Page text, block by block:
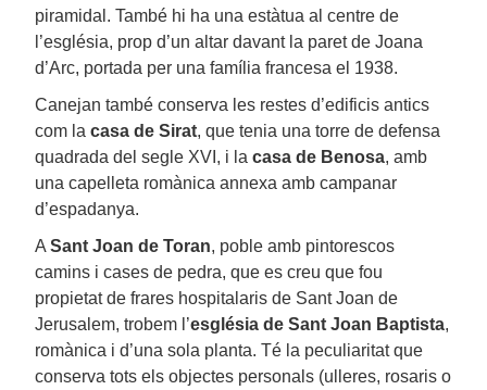
piramidal. També hi ha una estàtua al centre de
l’església, prop d’un altar davant la paret de Joana
d’Arc, portada per una família francesa el 1938.
Canejan també conserva les restes d’edificis antics
com la casa de Sirat, que tenia una torre de defensa
quadrada del segle XVI, i la casa de Benosa, amb
una capelleta romànica annexa amb campanar
d’espadanya.
A Sant Joan de Toran, poble amb pintorescos
camins i cases de pedra, que es creu que fou
propietat de frares hospitalaris de Sant Joan de
Jerusalem, trobem l’església de Sant Joan Baptista,
romànica i d’una sola planta. Té la peculiaritat que
conserva tots els objectes personals (ulleres, rosaris o